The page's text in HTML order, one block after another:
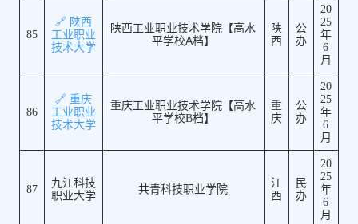
85
🔗 陕西
工业职业
技术大学
陕西工业职业技术学院【高水
平学校A档】
陕
西
公
办
20
25
年
6
月
86
🔗 重庆
工业职业
技术大学
重庆工业职业技术学院【高水
平学校B档】
重
庆
公
办
20
25
年
6
月
87
九江科技
职业大学
共青科技职业学院
江
西
民
办
20
25
年
6
月